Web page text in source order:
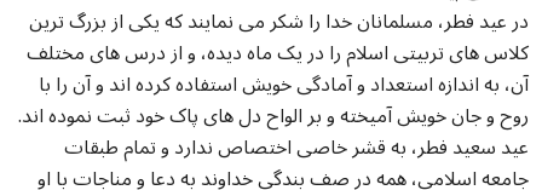
در عید فطر، مسلمانان خدا را شکر می نمایند که یکی از بزرگ ترین
کلاس های تربیتی اسلام را در یک ماه دیده، و از درس های مختلف
آن، به اندازه استعداد و آمادگی خویش استفاده کرده اند و آن را با
روح و جان خویش آمیخته و بر الواح دل های پاک خود ثبت نموده اند.
عید سعید فطر، به قشر خاصی اختصاص ندارد و تمام طبقات
جامعه اسلامی، همه در صف بندگی خداوند به دعا و مناجات با او